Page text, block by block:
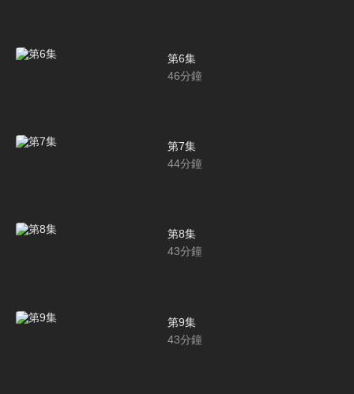
第6集
46分鐘
第7集
44分鐘
第8集
43分鐘
第9集
43分鐘